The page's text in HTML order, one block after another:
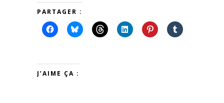
PARTAGER :
J’AIME ÇA :